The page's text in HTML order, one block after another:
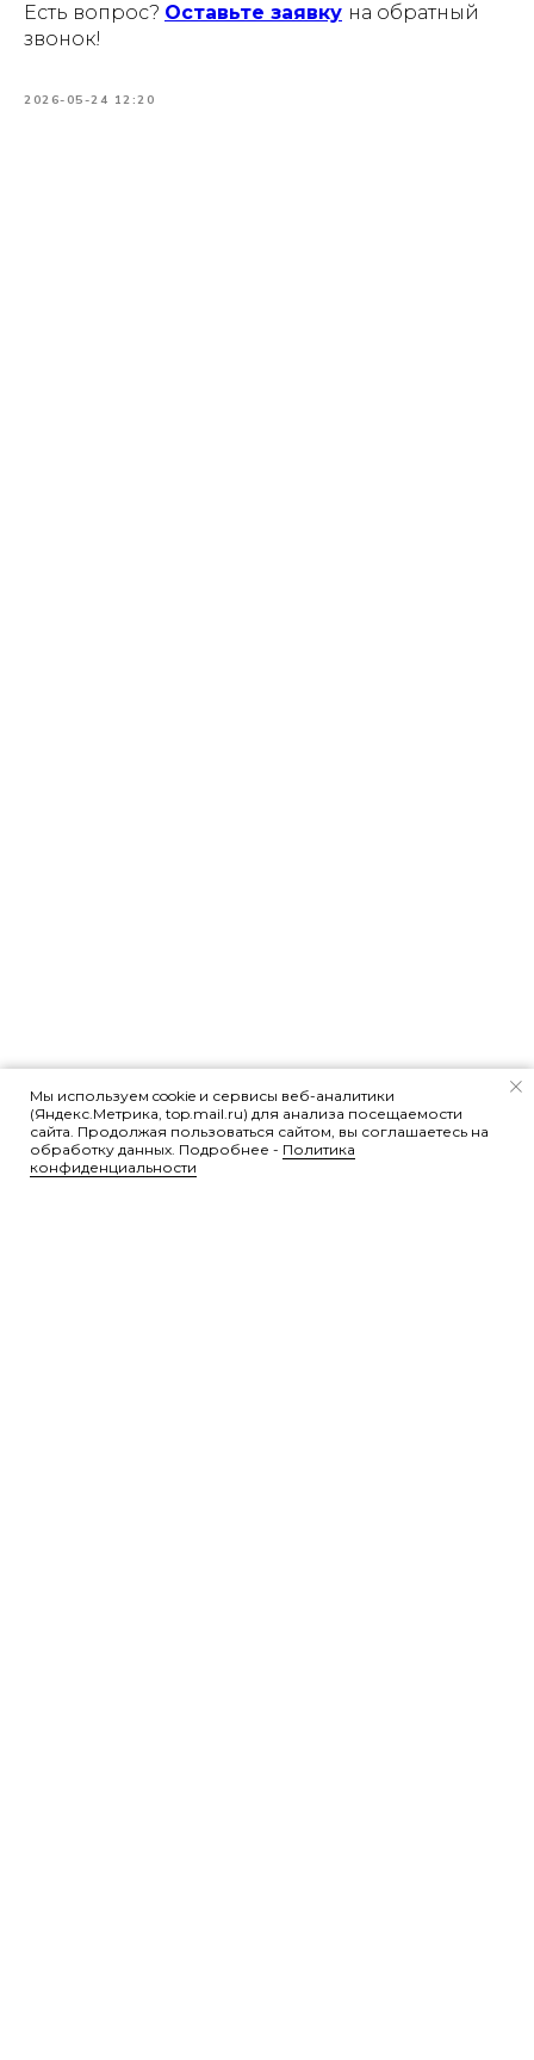
Есть вопрос? Оставьте заявку на обратный
звонок!
2026-05-24 12:20
Мы используем cookie и сервисы веб-аналитики
(Яндекс.Метрика, top.mail.ru) для анализа посещаемости
сайта. Продолжая пользоваться сайтом, вы соглашаетесь на
обработку данных. Подробнее - Политика
конфиденциальности